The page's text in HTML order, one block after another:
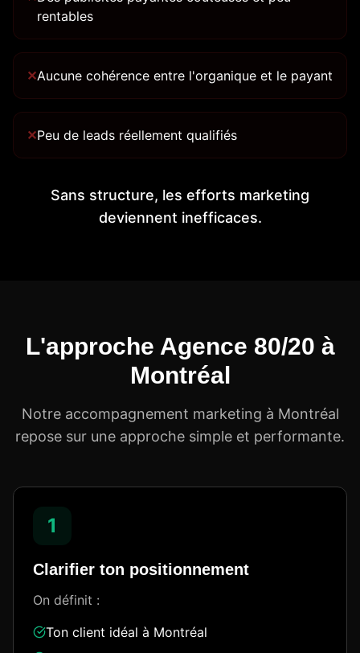
rentables
✕Aucune cohérence entre l'organique et le payant
✕Peu de leads réellement qualifiés
Sans structure, les efforts marketing
deviennent inefficaces.
L'approche Agence 80/20 à
Montréal
Notre accompagnement marketing à Montréal
repose sur une approche simple et performante.
1
Clarifier ton positionnement
On définit :
Ton client idéal à Montréal